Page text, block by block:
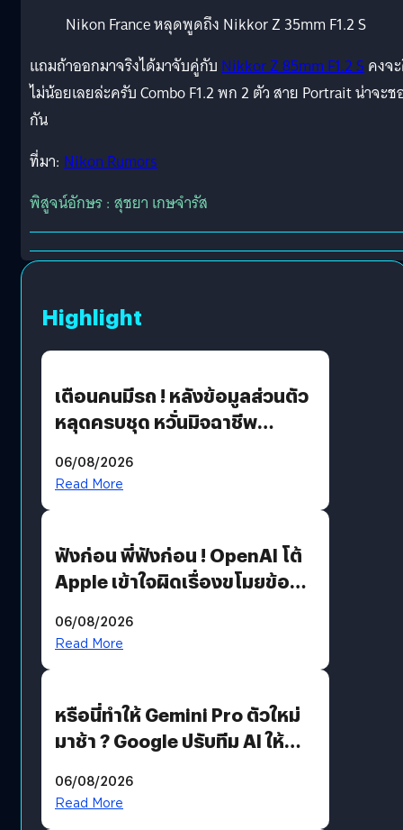
Nikon France หลุดพูดถึง Nikkor Z 35mm F1.2 S
แถมถ้าออกมาจริงได้มาจับคู่กับNikkor Z 85mm F1.2 Sคงจ
ไม่น้อยเลยล่ะครับ Combo F1.2 พก 2 ตัว สาย Portrait น่าจะ
กัน
ที่มา: Nikon Rumors
พิสูจน์อักษร : สุชยา เกษจำรัส
Highlight
เตือนคนมีรถ ! หลังข้อมูลส่วนตัว
หลุดครบชุด หวั่นมิจฉาชีพ
รหัสผ่านหลุด ไม่ใช่แฮกเกอร์
06/08/2026
Read More
ฟังก่อน พี่ฟังก่อน ! OpenAI โต้
Apple เข้าใจผิดเรื่องขโมยข้อมูล
06/08/2026
Read More
หรือนี่ทำให้ Gemini Pro ตัวใหม่
มาช้า ? Google ปรับทีม AI ให้
AGI
06/08/2026
Read More